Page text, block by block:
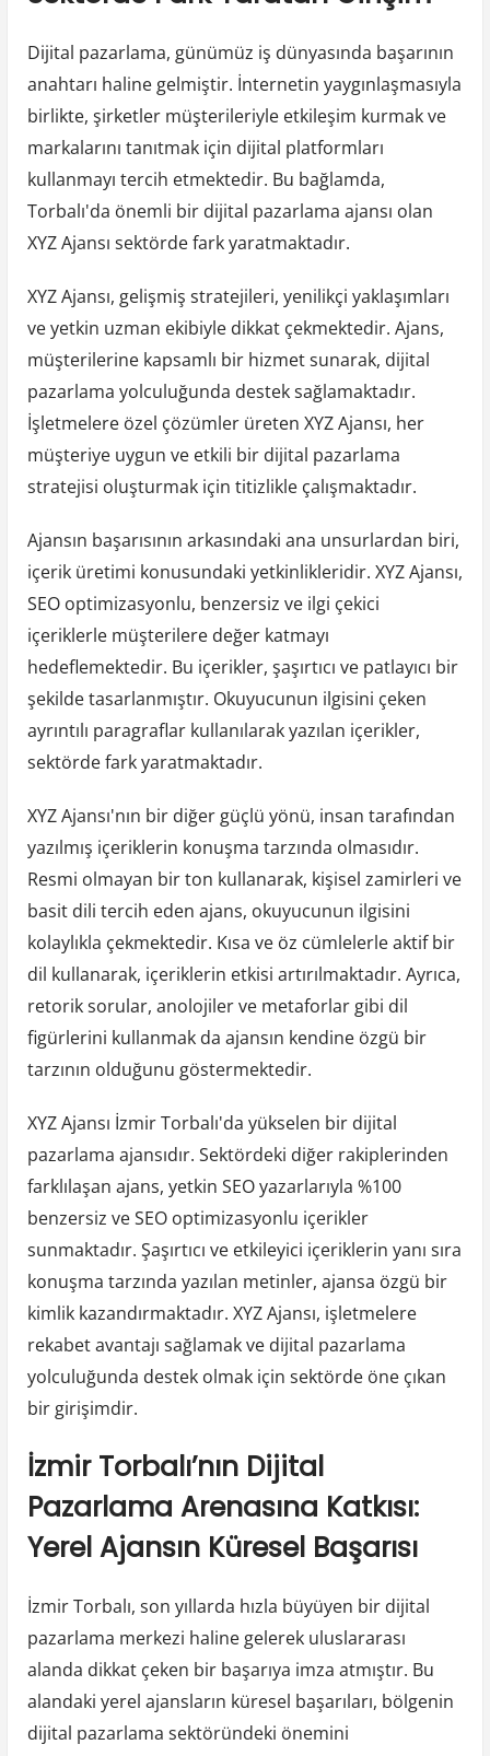
Dijital pazarlama, günümüz iş dünyasında başarının
anahtarı haline gelmiştir. İnternetin yaygınlaşmasıyla
birlikte, şirketler müşterileriyle etkileşim kurmak ve
markalarını tanıtmak için dijital platformları
kullanmayı tercih etmektedir. Bu bağlamda,
Torbalı'da önemli bir dijital pazarlama ajansı olan
XYZ Ajansı sektörde fark yaratmaktadır.
XYZ Ajansı, gelişmiş stratejileri, yenilikçi yaklaşımları
ve yetkin uzman ekibiyle dikkat çekmektedir. Ajans,
müşterilerine kapsamlı bir hizmet sunarak, dijital
pazarlama yolculuğunda destek sağlamaktadır.
İşletmelere özel çözümler üreten XYZ Ajansı, her
müşteriye uygun ve etkili bir dijital pazarlama
stratejisi oluşturmak için titizlikle çalışmaktadır.
Ajansın başarısının arkasındaki ana unsurlardan biri,
içerik üretimi konusundaki yetkinlikleridir. XYZ Ajansı,
SEO optimizasyonlu, benzersiz ve ilgi çekici
içeriklerle müşterilere değer katmayı
hedeflemektedir. Bu içerikler, şaşırtıcı ve patlayıcı bir
şekilde tasarlanmıştır. Okuyucunun ilgisini çeken
ayrıntılı paragraflar kullanılarak yazılan içerikler,
sektörde fark yaratmaktadır.
XYZ Ajansı'nın bir diğer güçlü yönü, insan tarafından
yazılmış içeriklerin konuşma tarzında olmasıdır.
Resmi olmayan bir ton kullanarak, kişisel zamirleri ve
basit dili tercih eden ajans, okuyucunun ilgisini
kolaylıkla çekmektedir. Kısa ve öz cümlelerle aktif bir
dil kullanarak, içeriklerin etkisi artırılmaktadır. Ayrıca,
retorik sorular, anolojiler ve metaforlar gibi dil
figürlerini kullanmak da ajansın kendine özgü bir
tarzının olduğunu göstermektedir.
XYZ Ajansı İzmir Torbalı'da yükselen bir dijital
pazarlama ajansıdır. Sektördeki diğer rakiplerinden
farklılaşan ajans, yetkin SEO yazarlarıyla %100
benzersiz ve SEO optimizasyonlu içerikler
sunmaktadır. Şaşırtıcı ve etkileyici içeriklerin yanı sıra
konuşma tarzında yazılan metinler, ajansa özgü bir
kimlik kazandırmaktadır. XYZ Ajansı, işletmelere
rekabet avantajı sağlamak ve dijital pazarlama
yolculuğunda destek olmak için sektörde öne çıkan
bir girişimdir.
İzmir Torbalı’nın Dijital
Pazarlama Arenasına Katkısı:
Yerel Ajansın Küresel Başarısı
İzmir Torbalı, son yıllarda hızla büyüyen bir dijital
pazarlama merkezi haline gelerek uluslararası
alanda dikkat çeken bir başarıya imza atmıştır. Bu
alandaki yerel ajansların küresel başarıları, bölgenin
dijital pazarlama sektöründeki önemini